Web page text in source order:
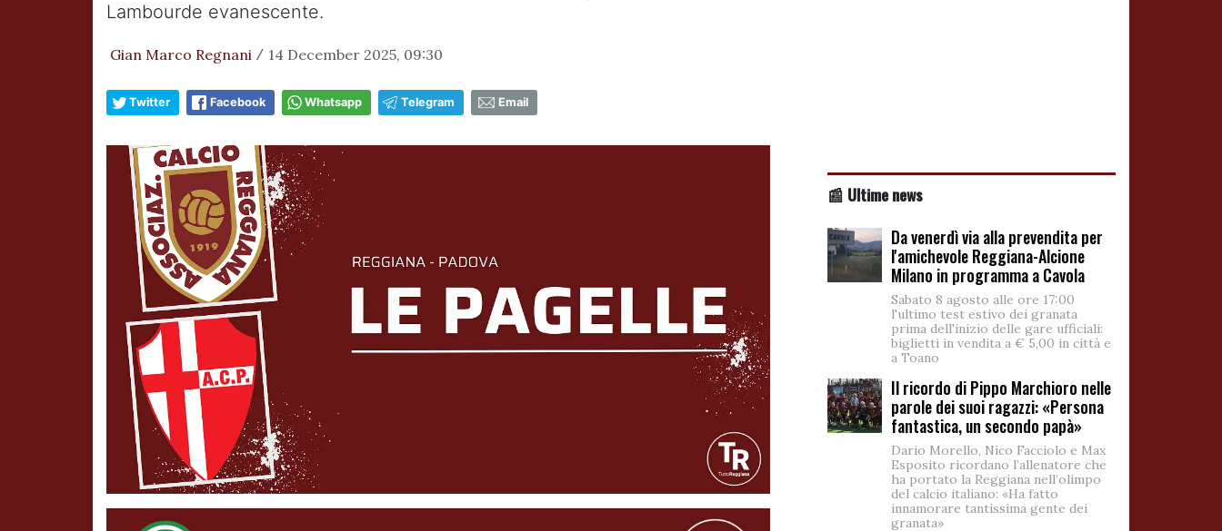
Lambourde evanescente.
Gian Marco Regnani / 14 December 2025, 09:30
Twitter Facebook Whatsapp Telegram Email
📰 Ultime news
Da venerdì via alla prevendita per
l'amichevole Reggiana-Alcione
Milano in programma a Cavola
Sabato 8 agosto alle ore 17:00
l'ultimo test estivo dei granata
prima dell'inizio delle gare ufficiali:
biglietti in vendita a € 5,00 in città e
a Toano
Il ricordo di Pippo Marchioro nelle
parole dei suoi ragazzi: «Persona
fantastica, un secondo papà»
Dario Morello, Nico Facciolo e Max
Esposito ricordano l’allenatore che
ha portato la Reggiana nell’olimpo
del calcio italiano: «Ha fatto
innamorare tantissima gente dei
granata»